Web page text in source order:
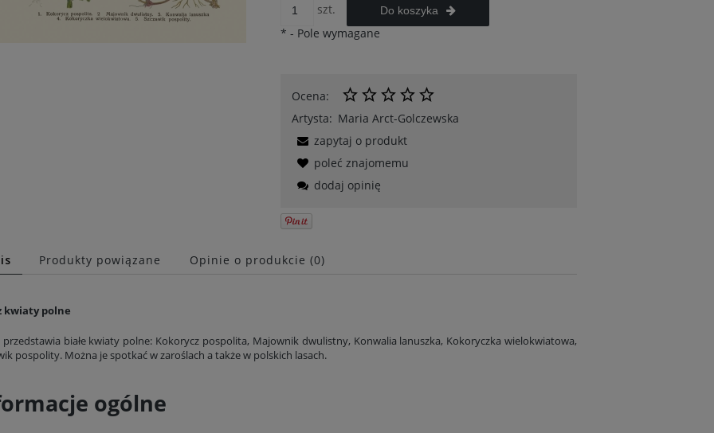
szt. Do koszyka
* - Pole wymagane
Ocena:
Artysta: Maria Arct-Golczewska
zapytaj o produkt
poleć znajomemu
dodaj opinię
Produkty powiązane Opinie o produkcie (0)
kwiaty polne
przedstawia białe kwiaty polne: Kokorycz pospolita, Majownik dwulistny, Konwalia lanuszka, Kokoryczka wielokwiatowa,
pospolity. Można je spotkać w zaroślach a także w polskich lasach.
ogólne